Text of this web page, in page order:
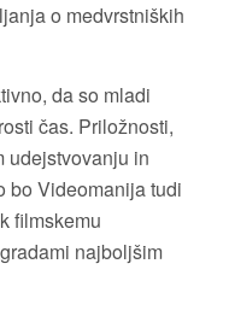
o medvrstniških
da so mladi
čas. Priložnosti,
udejstvovanju in
bo Videomanija tudi
filmskemu
najboljšim